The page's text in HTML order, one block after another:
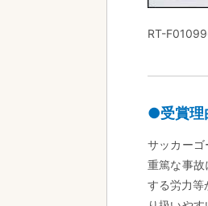
RT-
●受賞理
サッカー
重篤な事
する労力等